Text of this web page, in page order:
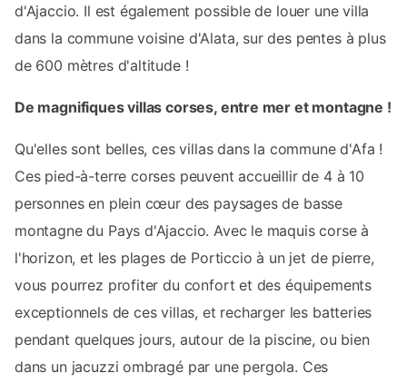
d'Ajaccio. Il est également possible de louer une villa
dans la commune voisine d'Alata, sur des pentes à plus
de 600 mètres d'altitude !
De magnifiques villas corses, entre mer et montagne !
Qu'elles sont belles, ces villas dans la commune d'Afa !
Ces pied-à-terre corses peuvent accueillir de 4 à 10
personnes en plein cœur des paysages de basse
montagne du Pays d'Ajaccio. Avec le maquis corse à
l'horizon, et les plages de Porticcio à un jet de pierre,
vous pourrez profiter du confort et des équipements
exceptionnels de ces villas, et recharger les batteries
pendant quelques jours, autour de la piscine, ou bien
dans un jacuzzi ombragé par une pergola. Ces